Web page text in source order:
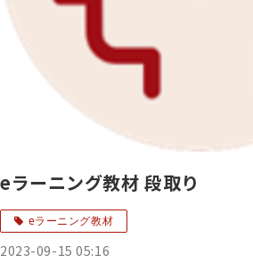
eラーニング教材 段取り
eラーニング教材
2023-09-15 05:16